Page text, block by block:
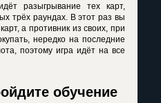
разыгрывание тех карт,
трёх раундах. В этот раз вы
а противник из своих, при
нередко на последние
поэтому игра идёт на все
обучение